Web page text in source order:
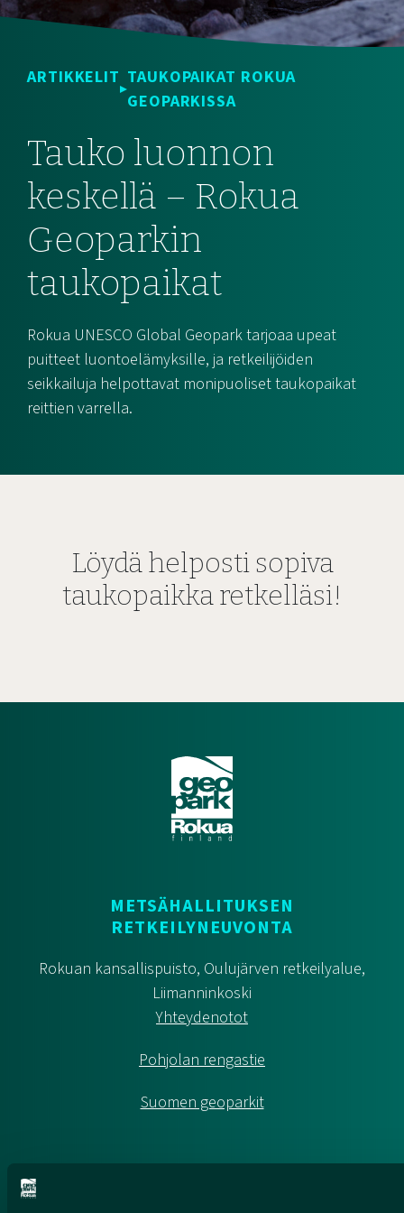
ARTIKKELIT TAUKOPAIKAT ROKUA
GEOPARKISSA
Tauko luonnon
keskellä – Rokua
Geoparkin
taukopaikat
Rokua UNESCO Global Geopark tarjoaa upeat
puitteet luontoelämyksille, ja retkeilijöiden
seikkailuja helpottavat monipuoliset taukopaikat
reittien varrella.
Löydä helposti sopiva
taukopaikka retkelläsi!
METSÄHALLITUKSEN
RETKEILYNEUVONTA
Rokuan kansallispuisto, Oulujärven retkeilyalue,
Liimanninkoski
Yhteydenotot
Pohjolan rengastie
Suomen geoparkit